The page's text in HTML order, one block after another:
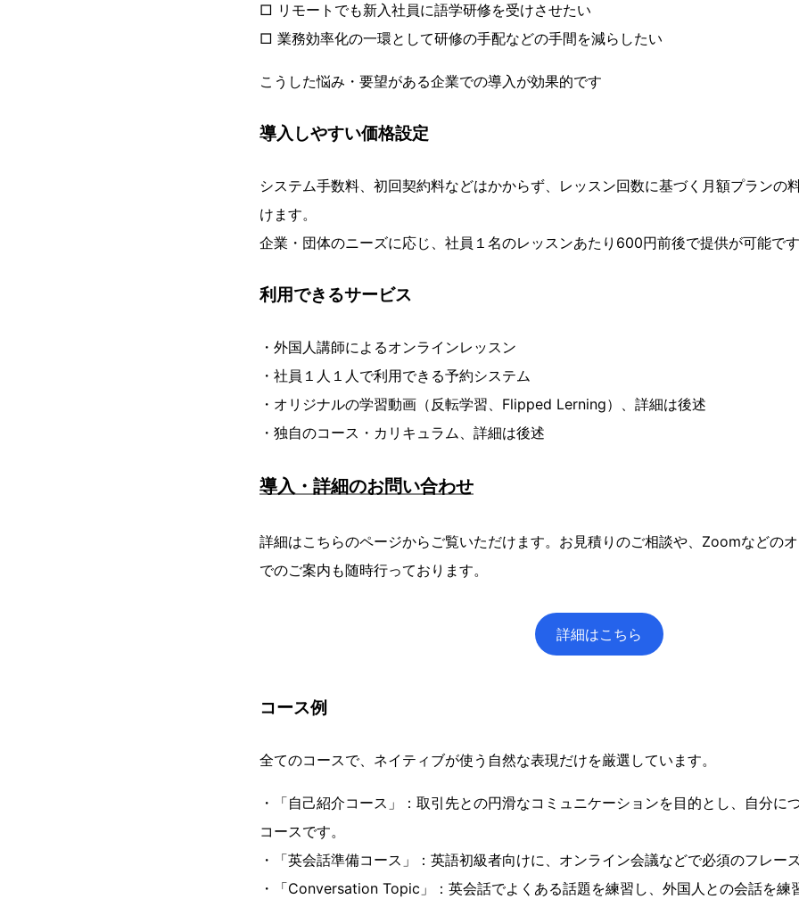
□ リモートでも新入社員に語学研修を受けさせたい
□ 業務効率化の一環として研修の手配などの手間を減らしたい
こうした悩み・要望がある企業での導入が効果的です
導入しやすい価格設定
システム手数料、初回契約料などはかからず、レッスン回数に基づく月額プランの
けます。
企業・団体のニーズに応じ、社員１名のレッスンあたり600円前後で提供が可能です
利用できるサービス
・外国人講師によるオンラインレッスン
・社員１人１人で利用できる予約システム
・オリジナルの学習動画（反転学習、Flipped Lerning）、詳細は後述
・独自のコース・カリキュラム、詳細は後述
導入・詳細のお問い合わせ
詳細はこちらのページからご覧いただけます。お見積りのご相談や、Zoomなどの
でのご案内も随時行っております。
詳細はこちら
コース例
全てのコースで、ネイティブが使う自然な表現だけを厳選しています。
・「自己紹介コース」：取引先との円滑なコミュニケーションを目的とし、自分に
コースです。
・「英会話準備コース」：英語初級者向けに、オンライン会議などで必須のフレー
・「Conversation Topic」：英会話でよくある話題を練習し、外国人との会話を練